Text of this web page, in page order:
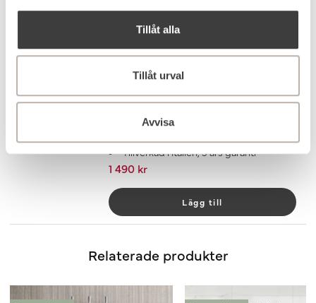
Tillåt alla
Tillåt urval
Avvisa
Etthålsventil Viktor Krom
Behövs för att ansluta handdukstork till
det centrala vattenburna värmesystemet
Tillverkad i Italien, 5 års garanti
1 490 kr
Lägg till
Relaterade produkter